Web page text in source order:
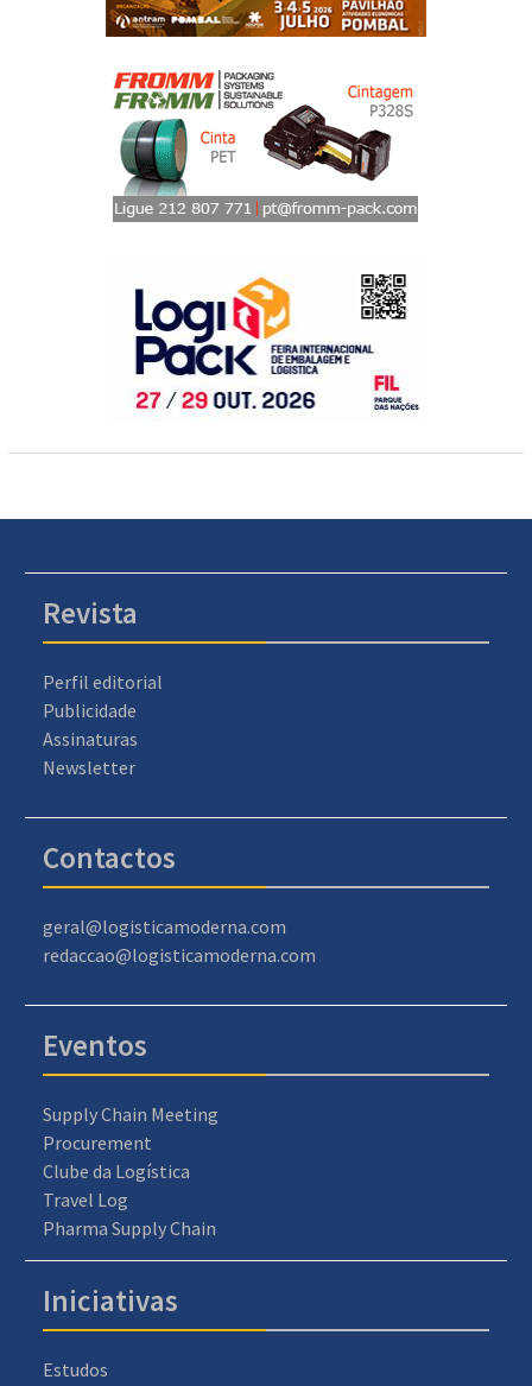
Revista
Perfil editorial
Publicidade
Assinaturas
Newsletter
Contactos
geral@logisticamoderna.com
redaccao@logisticamoderna.com
Eventos
Supply Chain Meeting
Procurement
Clube da Logística
Travel Log
Pharma Supply Chain
Iniciativas
Estudos